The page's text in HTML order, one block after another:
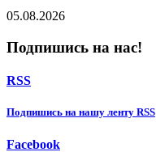
05.08.2026
Подпишись на нас!
RSS
Подпишиcь на нашу ленту RSS
Facebook